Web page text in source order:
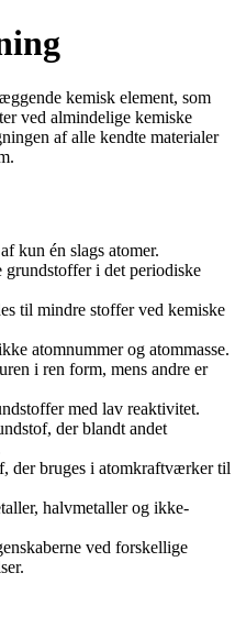
kemisk element, som
ved almindelige kemiske
af alle kendte materialer
kun én slags atomer.
i det periodiske
til mindre stoffer ved kemiske
atomnummer og atommasse.
i ren form, mens andre er
med lav reaktivitet.
der blandt andet
der bruges i atomkraftværker til
halvmetaller og ikke-
ved forskellige